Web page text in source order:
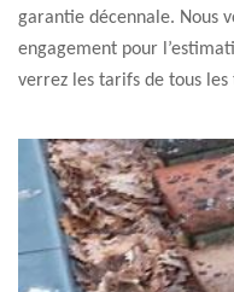
garantie décennale. Nous
engagement pour
verrez les tarifs de tous les